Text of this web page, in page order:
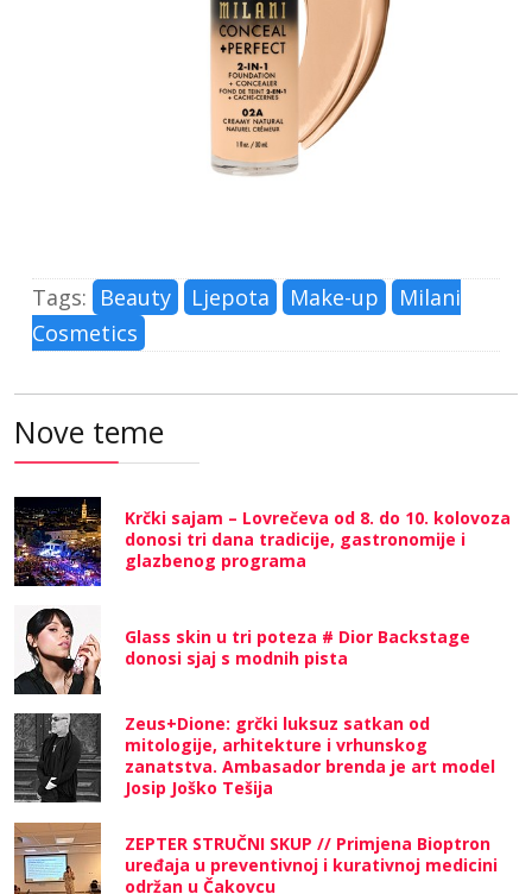
Tags: Beauty Ljepota Make-up
Milani
Cosmetics
Nove teme
Krčki sajam – Lovrečeva od 8. do 10. kolovoza
donosi tri dana tradicije, gastronomije i
glazbenog programa
Glass skin u tri poteza # Dior Backstage
donosi sjaj s modnih pista
Zeus+Dione: grčki luksuz satkan od
mitologije, arhitekture i vrhunskog
zanatstva. Ambasador brenda je art model
Josip Joško Tešija
ZEPTER STRUČNI SKUP // Primjena Bioptron
uređaja u preventivnoj i kurativnoj medicini
održan u Čakovcu